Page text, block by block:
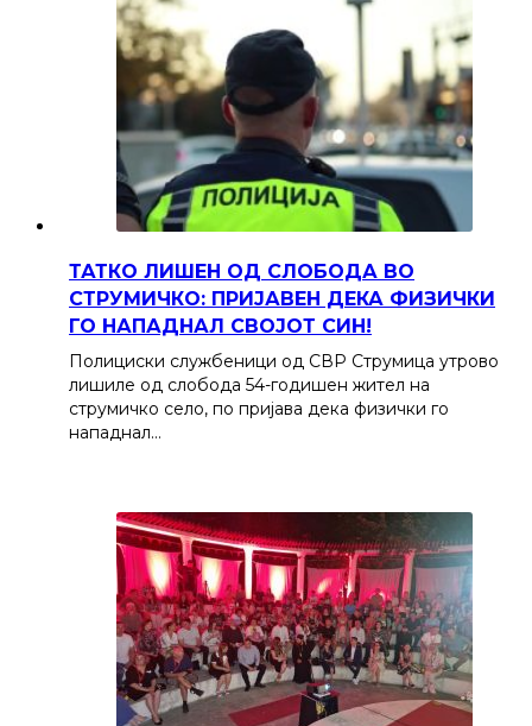
ТАТКО ЛИШЕН ОД СЛОБОДА ВО
СТРУМИЧКО: ПРИЈАВЕН ДЕКА ФИЗИЧКИ
ГО НАПАДНАЛ СВОЈОТ СИН!
Полициски службеници од СВР Струмица утрово
лишиле од слобода 54-годишен жител на
струмичко село, по пријава дека физички го
нападнал…